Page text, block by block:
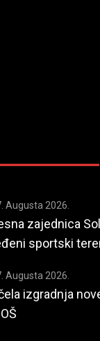
Augusta 2026.
zajednica
sportski
Augusta 2026.
izgradnja